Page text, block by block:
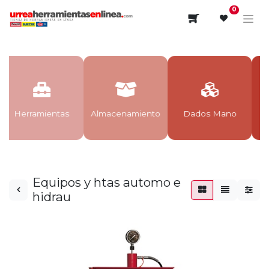
0
Herramientas Almacenamiento Dados Mano
Equipos y htas automo e
hidrau